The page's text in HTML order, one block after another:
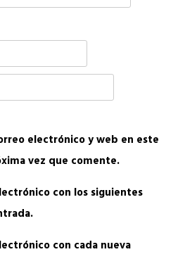
electrónico y web en este
vez que comente.
con los siguientes
con cada nueva